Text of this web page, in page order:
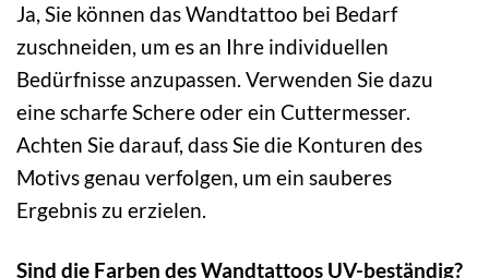
Ja, Sie können das Wandtattoo bei Bedarf
zuschneiden, um es an Ihre individuellen
Bedürfnisse anzupassen. Verwenden Sie dazu
eine scharfe Schere oder ein Cuttermesser.
Achten Sie darauf, dass Sie die Konturen des
Motivs genau verfolgen, um ein sauberes
Ergebnis zu erzielen.
Sind die Farben des Wandtattoos UV-beständig?